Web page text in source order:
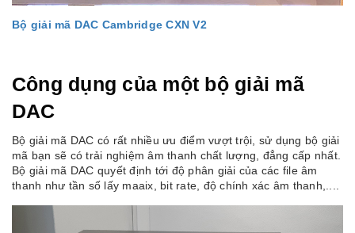
Bộ giải mã DAC Cambridge CXN V2
Công dụng của một bộ giải mã
DAC
Bộ giải mã DAC có rất nhiều ưu điểm vượt trội, sử dụng bộ giải
mã bạn sẽ có trải nghiệm âm thanh chất lượng, đẳng cấp nhất.
Bộ giải mã DAC quyết định tới độ phân giải của các file âm
thanh như tần số lấy maaix, bit rate, độ chính xác âm thanh,....